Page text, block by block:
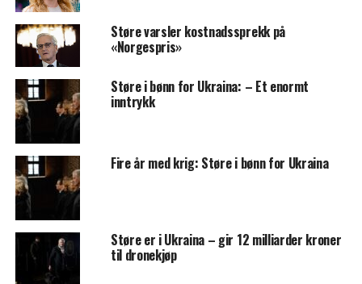
Støre varsler kostnadssprekk på
«Norgespris»
Støre i bønn for Ukraina: – Et enormt
inntrykk
Fire år med krig: Støre i bønn for Ukraina
Støre er i Ukraina – gir 12 milliarder kroner
til dronekjøp